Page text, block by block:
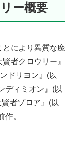
ー概要
により異質な魔
者クロウリー』
ドリヨン』(以
ディミオン』(以
者ゾロア』(以
作。